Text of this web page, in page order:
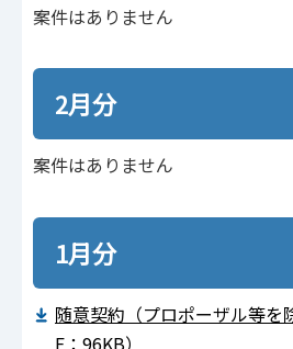
案件はありません
2月分
案件はありません
1月分
随意契約（プロポーザル等を
F：96KB）